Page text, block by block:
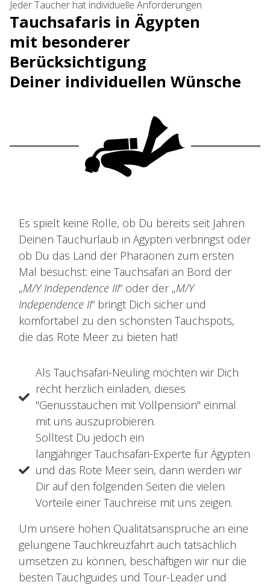
Jeder Taucher hat individuelle Anforderungen
Tauchsafaris in Ägypten
mit besonderer
Berücksichtigung
Deiner individuellen Wünsche
Es spielt keine Rolle, ob Du bereits seit Jahren
Deinen Tauchurlaub in Ägypten verbringst oder
ob Du das Land der Pharaonen zum ersten
Mal besuchst: eine Tauchsafari an Bord der
„M/Y Independence III“ oder der „M/Y
Independence II“ bringt Dich sicher und
komfortabel zu den schönsten Tauchspots,
die das Rote Meer zu bieten hat!
Als Tauchsafari-Neuling möchten wir Dich
recht herzlich einladen, dieses
"Genusstauchen mit Vollpension" einmal
mit uns auszuprobieren.
Solltest Du jedoch ein
langjähriger Tauchsafari-Experte für Ägypten
und das Rote Meer sein, dann werden wir
Dir auf den folgenden Seiten die vielen
Vorteile einer Tauchreise mit uns zeigen.
Um unsere hohen Qualitätsansprüche an eine
gelungene Tauchkreuzfahrt auch tatsächlich
umsetzen zu können, beschäftigen wir nur die
besten Tauchguides und Tour-Leader und